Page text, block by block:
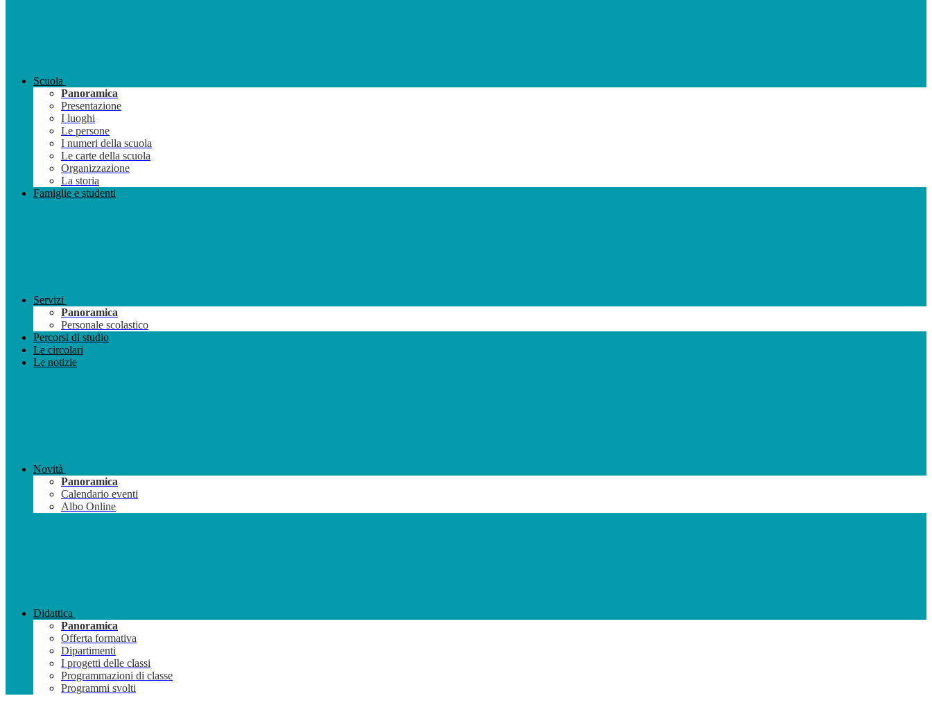
Scuola
Panoramica
Presentazione
I luoghi
Le persone
I numeri della scuola
Le carte della scuola
Organizzazione
La storia
Famiglie e studenti
Servizi
Panoramica
Personale scolastico
Percorsi di studio
Le circolari
Le notizie
Novità
Panoramica
Calendario eventi
Albo Online
Didattica
Panoramica
Offerta formativa
Dipartimenti
I progetti delle classi
Programmazioni di classe
Programmi svolti